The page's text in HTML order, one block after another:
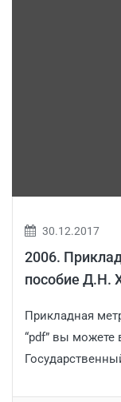
30.12.2017
2006.
пособие Д.Н.
Прикладная
“pdf” вы можете